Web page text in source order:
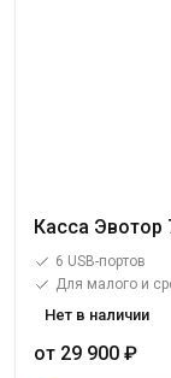
Касса Эвотор
6 USB-портов
Для малого и
Нет в наличии
от 29 900 ₽